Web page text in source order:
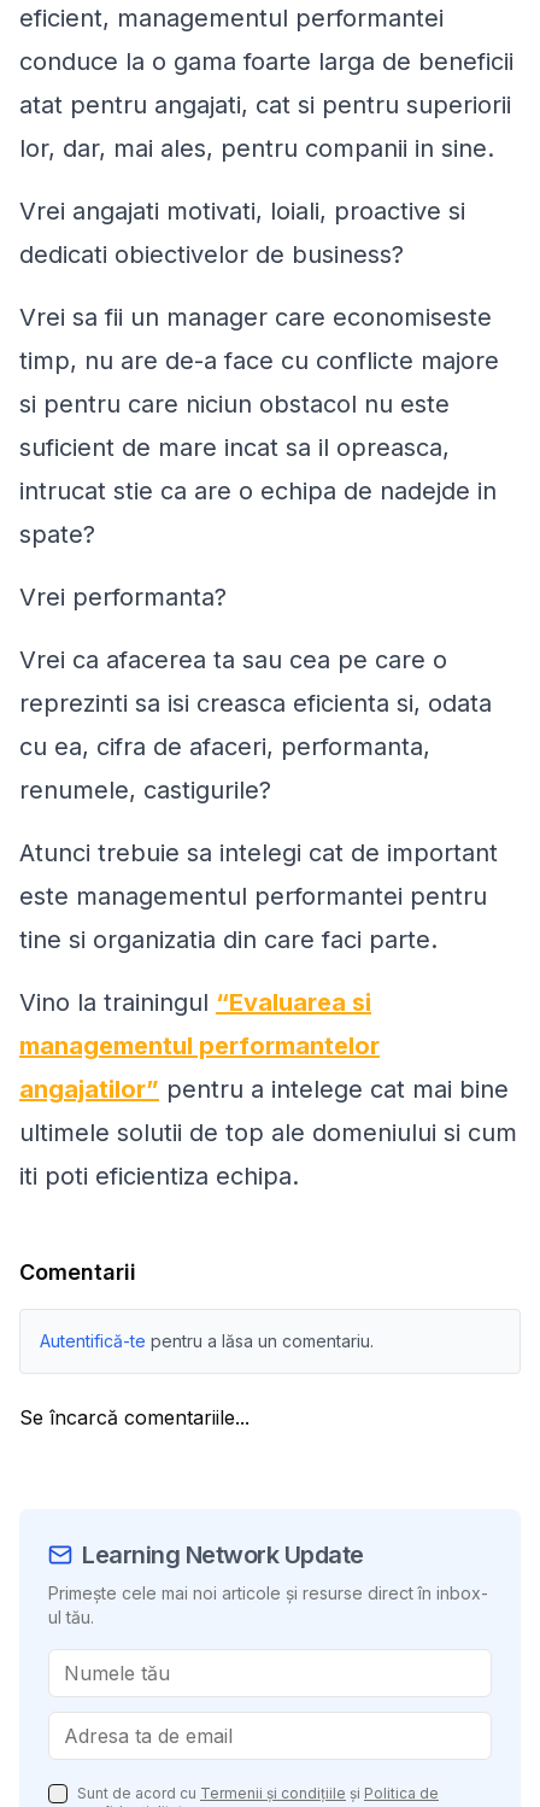
eficient, managementul performantei
conduce la o gama foarte larga de beneficii
atat pentru angajati, cat si pentru superiorii
lor, dar, mai ales, pentru companii in sine.
Vrei angajati motivati, loiali, proactive si
dedicati obiectivelor de business?
Vrei sa fii un manager care economiseste
timp, nu are de-a face cu conflicte majore
si pentru care niciun obstacol nu este
suficient de mare incat sa il opreasca,
intrucat stie ca are o echipa de nadejde in
spate?
Vrei performanta?
Vrei ca afacerea ta sau cea pe care o
reprezinti sa isi creasca eficienta si, odata
cu ea, cifra de afaceri, performanta,
renumele, castigurile?
Atunci trebuie sa intelegi cat de important
este managementul performantei pentru
tine si organizatia din care faci parte.
Vino la trainingul “Evaluarea si
managementul performantelor
angajatilor” pentru a intelege cat mai bine
ultimele solutii de top ale domeniului si cum
iti poti eficientiza echipa.
Comentarii
Autentifică-te pentru a lăsa un comentariu.
Se încarcă comentariile...
Learning Network Update
Primește cele mai noi articole și resurse direct în inbox-
ul tău.
Sunt de acord cu Termenii și condițiile și Politica de